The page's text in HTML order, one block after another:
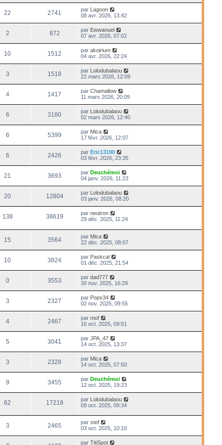
22 2741 par Lagoon
08 avr. 2026, 13:42
2 872 par Ewwanuel
07 avr. 2026, 07:02
10 1512 parakoirium
04 avr. 2026, 22:24
3 1518 par Lolodubalaou
22 mars 2026, 12:09
4 1417 parChamallow
11 mars 2026, 20:09
6 3180 par Lolodubalaou
02 mars 2026, 12:40
6 5399 par Mica
17 févr. 2026, 12:07
6 2426 parEric13190
03 févr. 2026, 23:35
21 3693 parDeuchémoi
04 janv. 2026, 11:23
20 12804 par Lolodubalaou
03 janv. 2026, 08:20
138 38619 parneutron
29 déc. 2025, 11:24
15 3564 par Mica
22 déc. 2025, 08:07
10 3824 par Paskcal
01 déc. 2025, 21:54
0 3553 pardad777
30 nov. 2025, 16:29
3 2327 par Pops34
02 nov. 2025, 09:55
4 2467 parmof
16 oct. 2025, 09:51
5 3041 parJPA_47
14 oct. 2025, 13:37
3 2328 par Mica
14 oct. 2025, 07:50
9 3455 parDeuchémoi
12 oct. 2025, 19:23
62 17218 par Lolodubalaou
09 oct. 2025, 09:34
3 2465 parstef
03 oct. 2025, 10:10
parTitiSpot